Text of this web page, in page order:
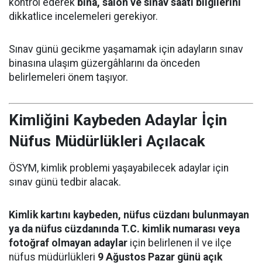
dikkatlice incelemeleri gerekiyor.
Sınav günü gecikme yaşamamak için adayların sınav
binasına ulaşım güzergâhlarını da önceden
belirlemeleri önem taşıyor.
Kimliğini Kaybeden Adaylar İçin
Nüfus Müdürlükleri Açılacak
ÖSYM, kimlik problemi yaşayabilecek adaylar için
sınav günü tedbir alacak.
Kimlik kartını kaybeden, nüfus cüzdanı bulunmayan
ya da nüfus cüzdanında T.C. kimlik numarası veya
fotoğraf olmayan adaylar için belirlenen il ve ilçe
nüfus müdürlükleri 9 Ağustos Pazar günü açık